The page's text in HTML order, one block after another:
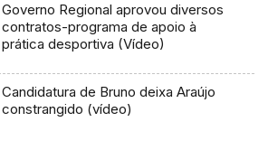
Governo Regional aprovou diversos
contratos-programa de apoio à
prática desportiva (Vídeo)
Candidatura de Bruno deixa Araújo
constrangido (vídeo)